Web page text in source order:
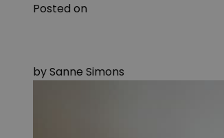
Posted on
bySanne Simons